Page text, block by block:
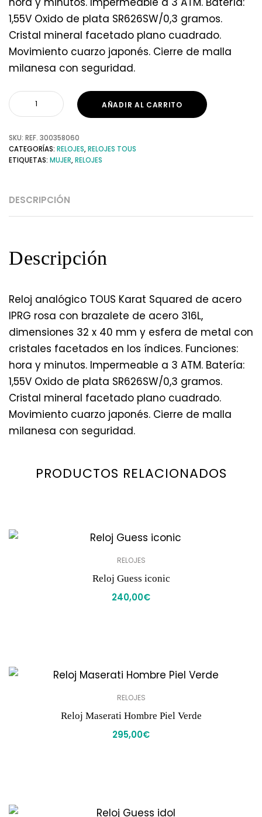
1,55V Oxido de plata SR626SW/0,3 gramos.
Cristal mineral facetado plano cuadrado.
Movimiento cuarzo japonés. Cierre de malla
milanesa con seguridad.
AÑADIR AL CARRITO
SKU: REF. 300358060
CATEGORÍAS: RELOJES,RELOJES TOUS
ETIQUETAS: MUJER,RELOJES
DESCRIPCIÓN
Descripción
Reloj analógico TOUS Karat Squared de acero
IPRG rosa con brazalete de acero 316L,
dimensiones 32 x 40 mm y esfera de metal con
cristales facetados en los índices. Funciones:
hora y minutos. Impermeable a 3 ATM. Batería:
1,55V Oxido de plata SR626SW/0,3 gramos.
Cristal mineral facetado plano cuadrado.
Movimiento cuarzo japonés. Cierre de malla
milanesa con seguridad.
PRODUCTOS RELACIONADOS
RELOJES
Reloj Guess iconic
240,00€
RELOJES
Reloj Maserati Hombre Piel Verde
295,00€